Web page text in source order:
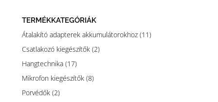
TERMÉKKATEGÓRIÁK
Átalakító adapterek akkumulátorokhoz (11)
Csatlakozó kiegészítők (2)
Hangtechnika (17)
Mikrofon kiegészítők (8)
Porvédők (2)